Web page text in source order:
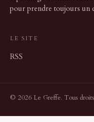
pour prendre toujours un
LE SITE
RSS
© 2026 Le Greffe. Tous droits